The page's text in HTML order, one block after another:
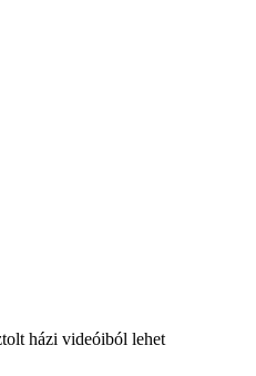
házi videóiból lehet